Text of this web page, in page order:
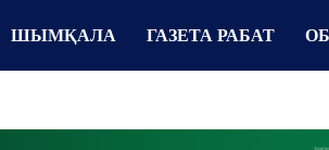
ШЫМҚАЛА ГАЗЕТА РАБАТ